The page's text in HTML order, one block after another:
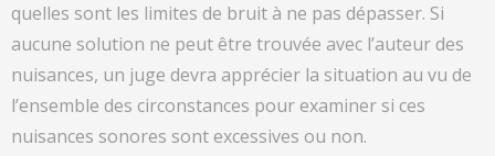
quelles sont les limites de bruit à ne pas dépasser. Si
aucune solution ne peut être trouvée avec l’auteur des
nuisances, un juge devra apprécier la situation au vu de
l’ensemble des circonstances pour examiner si ces
nuisances sonores sont excessives ou non.